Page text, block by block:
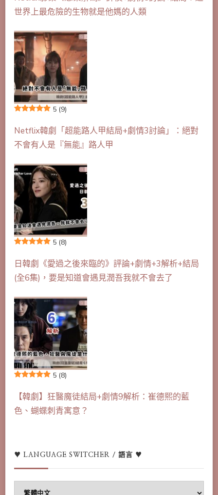
世界上最危險的生物就是他媽的人類
5 (9)
Netflix韓劇「超能路人甲結局+劇情3討論」：絕對
不會有人是『無能』路人甲
5 (8)
日韓劇《愛過之後來臨的》評論+劇情+3解析+結局
(全6集)，要是知道會遇見潤吾我就不會去了
5 (8)
【韓劇】狂醫魔徒結局+劇情9解析：崔德熙的藍
色、蝴蝶刺青寓意？
♥ LANGUAGE SWITCHER / 語言 ♥